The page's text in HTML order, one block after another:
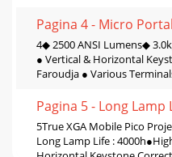
Pagina 4 - Micro
4◆ 2500 ANSI Lumens◆
● Vertical & Horizontal
Faroudja ● Various
Pagina 5 - Long Lamp
5True XGA Mobile Pico
Long Lamp Life :